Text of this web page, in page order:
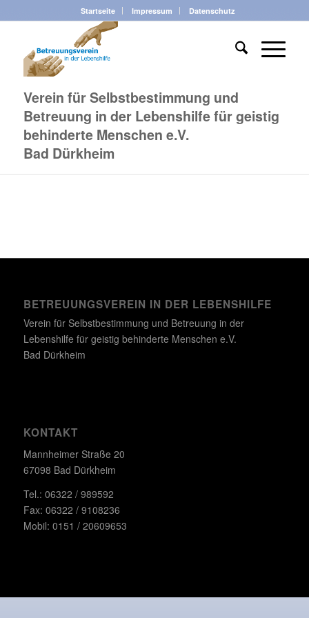
Startseite Impressum Datenschutz
Verein für Selbstbestimmung und
Betreuung in der Lebenshilfe für geistig
behinderte Menschen e.V.
Bad Dürkheim
BETREUUNGSVEREIN IN DER LEBENSHILFE
Verein für Selbstbestimmung und Betreuung in der
Lebenshilfe für geistig behinderte Menschen e.V.
Bad Dürkheim
KONTAKT
Mannheimer Straße 20
67098 Bad Dürkheim
Tel.: 06322 / 989592
Fax: 06322 / 9108236
Mobil: 0151 / 20609653